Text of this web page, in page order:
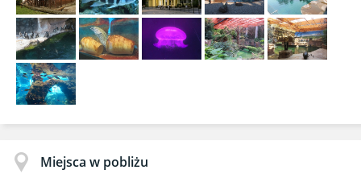
Miejsca w pobliżu